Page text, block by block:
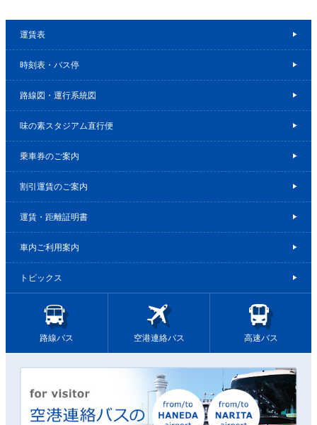
運賃表
時刻表・バス停
路線図・運行系統図
味の素スタジアム直行便
乗車券のご案内
割引運賃のご案内
運賃・距離証明書
車内ご利用案内
トピックス
路線バス 空港連絡バス 高速バス